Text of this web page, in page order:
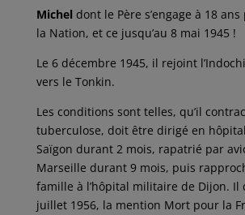
Michel dont le Père s’engage à 18
la Nation, et ce jusqu’au 8 mai 1945 !
Le 6 décembre 1945, il rejoint
vers le Tonkin.
Les conditions sont telles, qu’il
tuberculose, doit être dirigé en
Saïgon durant 2 mois, rapatrié par
Marseille durant 9 mois, puis
famille à l’hôpital militaire de Dijon. Il
juillet 1956, la mention Mort pour la